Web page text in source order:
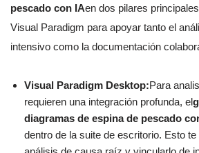
pescado con IAen dos pilares
Visual Paradigm para apoyar tanto el
intensivo como la documentación
Visual Paradigm Desktop:Para
requieren una integración profunda, el
diagramas de espina de pescado
dentro de la suite de escritorio. Esto